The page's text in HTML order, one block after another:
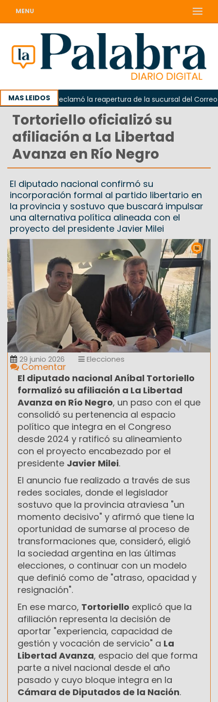
MENU
MAS LEIDOS
Odarda reclamó la reapertura de la sucursal del Correo
Tortoriello oficializó su
afiliación a La Libertad
Avanza en Río Negro
El diputado nacional confirmó su
incorporación formal al partido libertario en
la provincia y sostuvo que buscará impulsar
una alternativa política alineada con el
proyecto del presidente Javier Milei
29 junio 2026 Elecciones
Comentar
El diputado nacional Aníbal Tortoriello
formalizó su afiliación a La Libertad
Avanza en Río Negro, un paso con el que
consolidó su pertenencia al espacio
político que integra en el Congreso
desde 2024 y ratificó su alineamiento
con el proyecto encabezado por el
presidente Javier Milei.
El anuncio fue realizado a través de sus
redes sociales, donde el legislador
sostuvo que la provincia atraviesa "un
momento decisivo" y afirmó que tiene la
oportunidad de sumarse al proceso de
transformaciones que, consideró, eligió
la sociedad argentina en las últimas
elecciones, o continuar con un modelo
que definió como de "atraso, opacidad y
resignación".
En ese marco, Tortoriello explicó que la
afiliación representa la decisión de
aportar "experiencia, capacidad de
gestión y vocación de servicio" a La
Libertad Avanza, espacio del que forma
parte a nivel nacional desde el año
pasado y cuyo bloque integra en la
Cámara de Diputados de la Nación.